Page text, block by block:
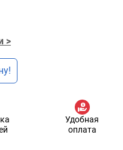
>
Удобная
оплата